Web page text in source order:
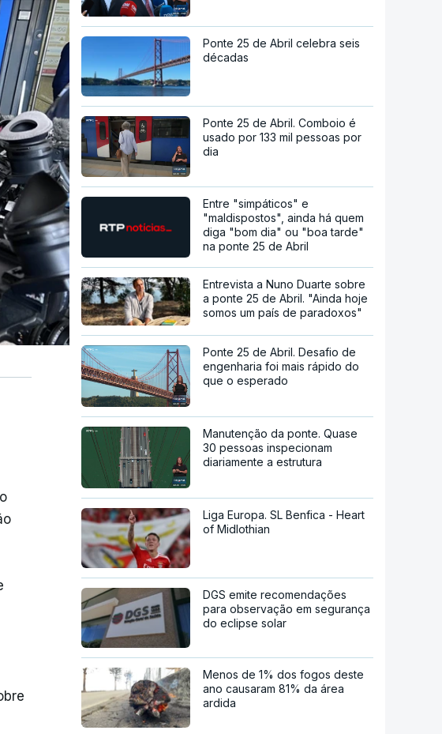
Ponte 25 de Abril celebra seis
décadas
Ponte 25 de Abril. Comboio é
usado por 133 mil pessoas por
dia
Entre "simpáticos" e
"maldispostos", ainda há quem
diga "bom dia" ou "boa tarde"
na ponte 25 de Abril
Entrevista a Nuno Duarte sobre
a ponte 25 de Abril. "Ainda hoje
somos um país de paradoxos"
Ponte 25 de Abril. Desafio de
engenharia foi mais rápido do
que o esperado
Manutenção da ponte. Quase
30 pessoas inspecionam
diariamente a estrutura
Liga Europa. SL Benfica - Heart
of Midlothian
DGS emite recomendações
para observação em segurança
do eclipse solar
Menos de 1% dos fogos deste
ano causaram 81% da área
ardida